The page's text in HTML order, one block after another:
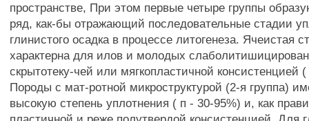
пространстве, При этом первые четыре группы
ряд, как-бы отражающий последовательные стадии
глинистого осадка в процессе литогенеза. Ячеистая
характерна для илов и молодых
скрытотеку-чей или мягкопластичной консистенцией
Породы с мат-ротной микроструктурой (2-я группа)
высокую степень уплотнения ( п - 30-95%) и, как